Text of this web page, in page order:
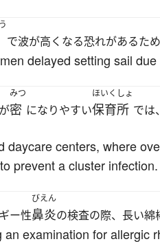
で波が高くなる恐れがあるため
delayed setting sail
みつ
密 になりやすい
ほいくしょ
保育所 では
daycare centers, where
prevent a cluster infection.
ー性
びえん
鼻炎の検査の際、長い綿
an examination for allergic